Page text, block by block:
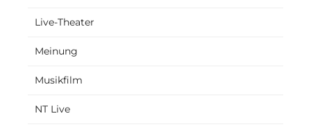
Live-Theater
Meinung
Musikfilm
NT Live